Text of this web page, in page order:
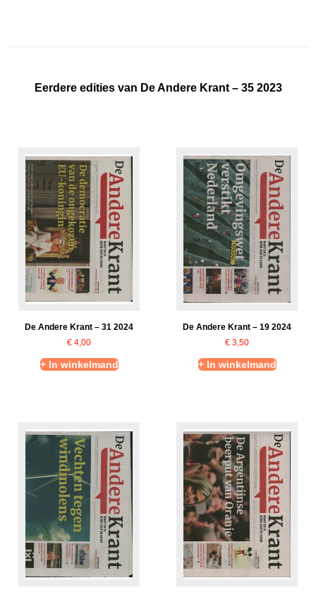
Eerdere edities van De Andere Krant – 35 2023
De Andere Krant – 31 2024
€ 4,00
+ In winkelmand
De Andere Krant – 19 2024
€ 3,50
+ In winkelmand